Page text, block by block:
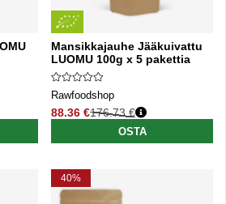
Mansikkajauhe Jääkuivattu
LUOMU 100g x 5 pakettia
Rawfoodshop
88.36 €
Normaali hinta
176.73 €
OSTA
40%